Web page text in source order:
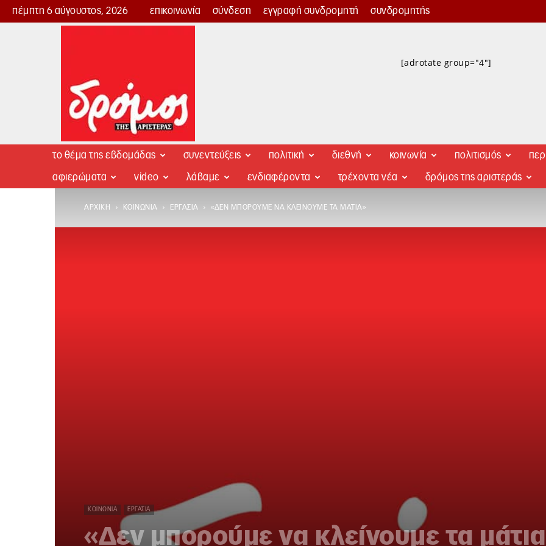
πέμπτη 6 αύγουστος, 2026 επικοινωνία σύνδεση εγγραφή συνδρομητή συνδρομητής
Δρόμος
[adrotate group="4"]
το θέμα της εβδομάδας συνεντεύξεις πολιτική διεθνή κοινωνία πολιτισμός
αφιερώματα video λάβαμε ενδιαφέροντα τρέχοντα νέα δρόμος της αριστεράς
ΑΡΧΙΚΉ ΚΟΙΝΩΝΊΑ ΕΡΓΑΣΊΑ «ΔΕΝ ΜΠΟΡΟΎΜΕ ΝΑ ΚΛΕΊΝΟΥΜΕ ΤΑ ΜΆΤΙΑ»
ΚΟΙΝΩΝΊΑ ΕΡΓΑΣΊΑ
«Δεν μπορούμε να κλείνουμε τα